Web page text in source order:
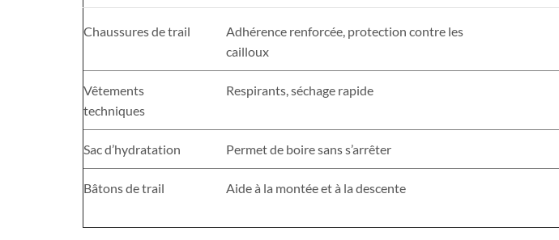
Chaussures de trail
Adhérence renforcée, protection contre les
cailloux
Vêtements
techniques
Respirants, séchage rapide
Sac d’hydratation Permet de boire sans s’arrêter
Bâtons de trail Aide à la montée et à la descente